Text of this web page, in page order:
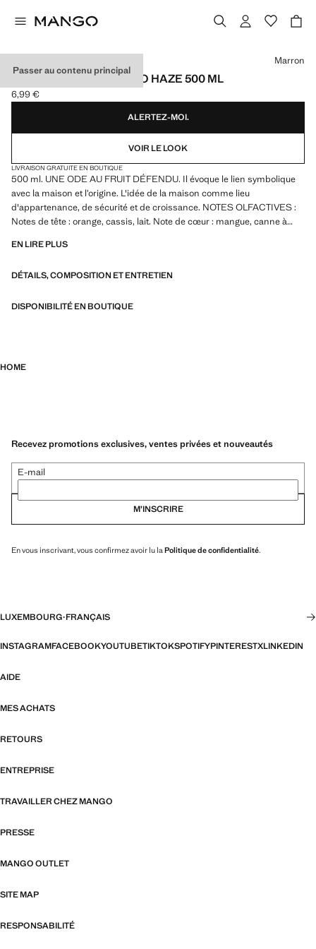
Passer au contenu principal
SAVON LIQUIDE MANGO HAZE 500 ML
Prix actuel [6,99 € ]
6,99 €
Choisissez une couleur
Marron
ALERTEZ-MOI.
VOIR LE LOOK
LIVRAISON GRATUITE EN BOUTIQUE
500 ml. UNE ODE AU FRUIT DÉFENDU. Il évoque le lien symbolique
avec la maison et l’origine. L'idée de la maison comme lieu
d'appartenance, de sécurité et de croissance. NOTES OLFACTIVES :
Notes de tête : orange, cassis, lait. Note de cœur : mangue, canne à
papier. Produit en solde
EN LIRE PLUS
DÉTAILS, COMPOSITION ET ENTRETIEN
DISPONIBILITÉ EN BOUTIQUE
HOME
Recevez promotions exclusives, ventes privées et nouveautés
E-mail
M’INSCRIRE
En vous inscrivant, vous confirmez avoir lu la Politique de confidentialité.
LUXEMBOURG·FRANÇAIS
INSTAGRAMFACEBOOKYOUTUBETIKTOKSPOTIFYPINTERESTXLINKEDIN
AIDE
MES ACHATS
RETOURS
ENTREPRISE
TRAVAILLER CHEZ MANGO
PRESSE
MANGO OUTLET
SITE MAP
RESPONSABILITÉ